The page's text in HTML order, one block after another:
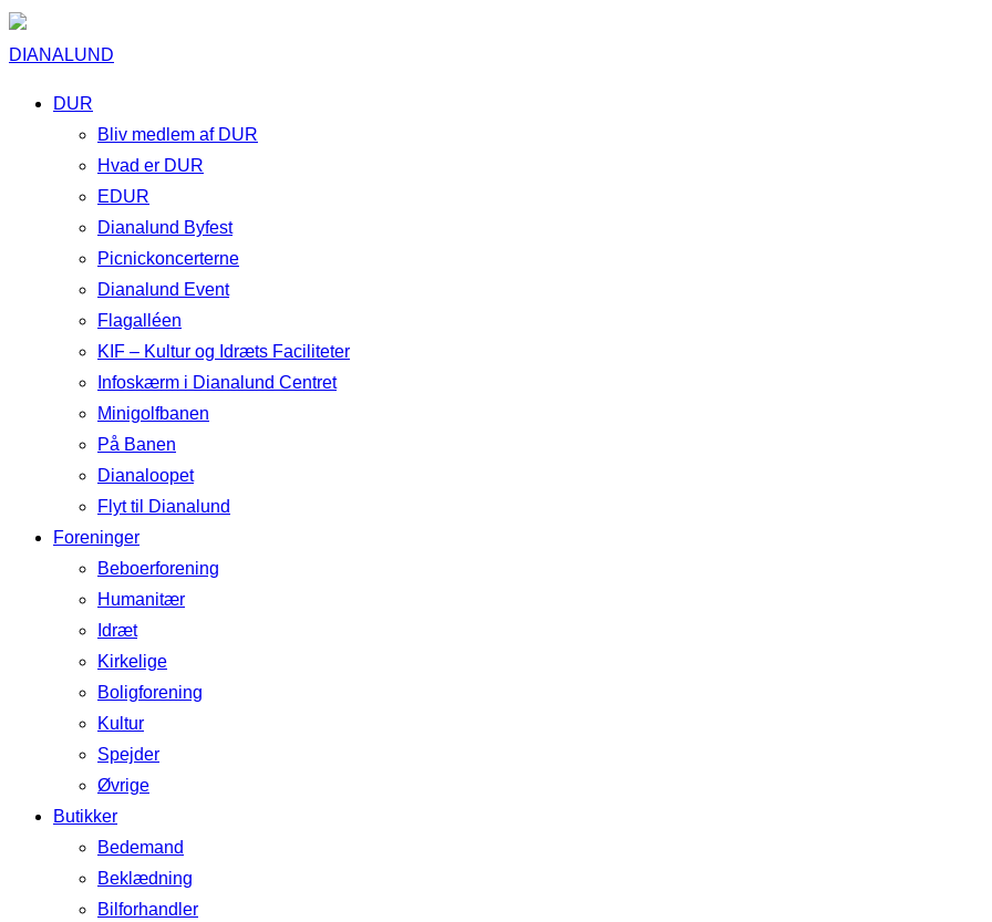
DIANALUND
DUR
Bliv medlem af DUR
Hvad er DUR
EDUR
Dianalund Byfest
Picnickoncerterne
Dianalund Event
Flagalléen
KIF – Kultur og Idræts Faciliteter
Infoskærm i Dianalund Centret
Minigolfbanen
På Banen
Dianaloopet
Flyt til Dianalund
Foreninger
Beboerforening
Humanitær
Idræt
Kirkelige
Boligforening
Kultur
Spejder
Øvrige
Butikker
Bedemand
Beklædning
Bilforhandler